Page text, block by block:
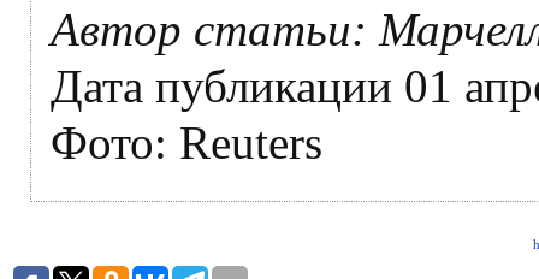
Автор статьи:
Дата публикации 01
Фото: Reuters